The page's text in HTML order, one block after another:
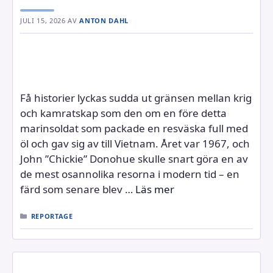
JULI 15, 2026 AVANTON DAHL
Få historier lyckas sudda ut gränsen mellan krig
och kamratskap som den om en före detta
marinsoldat som packade en resväska full med
öl och gav sig av till Vietnam. Året var 1967, och
John ”Chickie” Donohue skulle snart göra en av
de mest osannolika resorna i modern tid – en
färd som senare blev … Läs mer
KATEGORIER
REPORTAGE